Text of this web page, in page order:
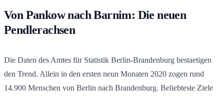
Von Pankow nach Barnim: Die neuen
Pendlerachsen
Die Daten des Amtes für Statistik Berlin-Brandenburg bestaetigen
den Trend. Allein in den ersten neun Monaten 2020 zogen rund
14.900 Menschen von Berlin nach Brandenburg. Beliebteste Ziele